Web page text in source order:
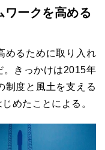
ワークを高める
めるために取り入れ
。きっかけは2015年
制度と風土を支える
めたことによる。